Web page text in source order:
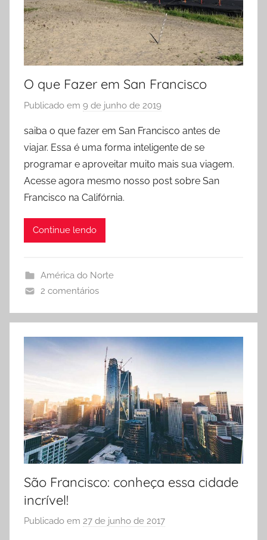
O que Fazer em San Francisco
Publicado em 9 de junho de 2019
r
D
i
c
a
g
e
saiba o que fazer em San Francisco antes de
viajar. Essa é uma forma inteligente de se
programar e aproveitar muito mais sua viagem.
Acesse agora mesmo nosso post sobre San
Francisco na Califórnia.
Continue lendo
América do Norte
2 comentários
São Francisco: conheça essa cidade
incrível!
Publicado em 27 de junho de 2017